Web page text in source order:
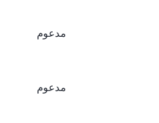
مدعوم
مدعوم